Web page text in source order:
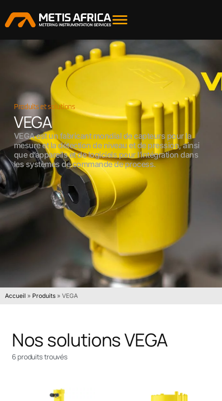
Produits et solutions
VEGA
VEGA est un fabricant mondial de capteurs pour la
mesure et la détection de niveau et de pression, ainsi
que d’appareils et de logiciels pour l’intégration dans
les systèmes de commande de process.
Accueil » Produits » VEGA
Nos solutions VEGA
6 produits trouvés